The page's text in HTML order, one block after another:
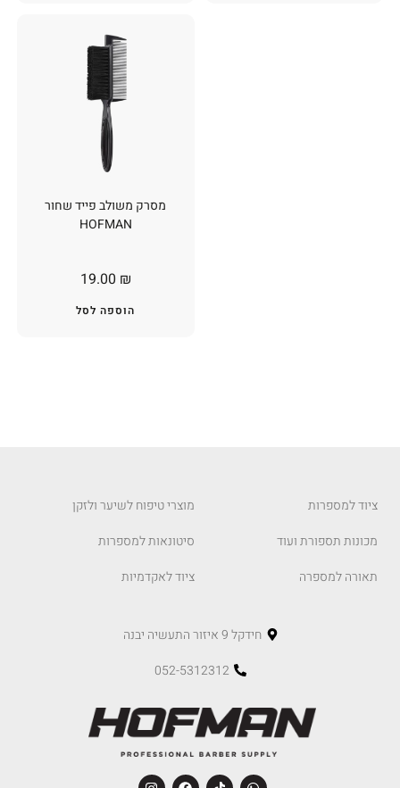
מסרק משולב פייד שחור
HOFMAN
19.00 ₪
הוספה לסל
ציוד למספרות
מכונות תספורת ועוד
תאורה למספרה
מוצרי טיפוח לשיער ולזקן
סיטונאות למספרות
ציוד לאקדמיות
חידקל 9 איזור התעשיה יבנה
052-5312312